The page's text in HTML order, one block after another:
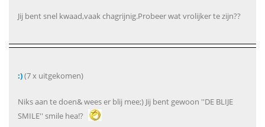
Jij bent snel kwaad,vaak chagrijnig.Probeer wat vrolijker te zijn??
:)(7 x uitgekomen)
Niks aan te doen& wees er blij mee;) Jij bent gewoon ''DE BLIJE
SMILE'' smile hea!?